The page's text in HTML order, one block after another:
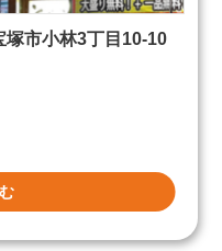
市小林3丁目10-10